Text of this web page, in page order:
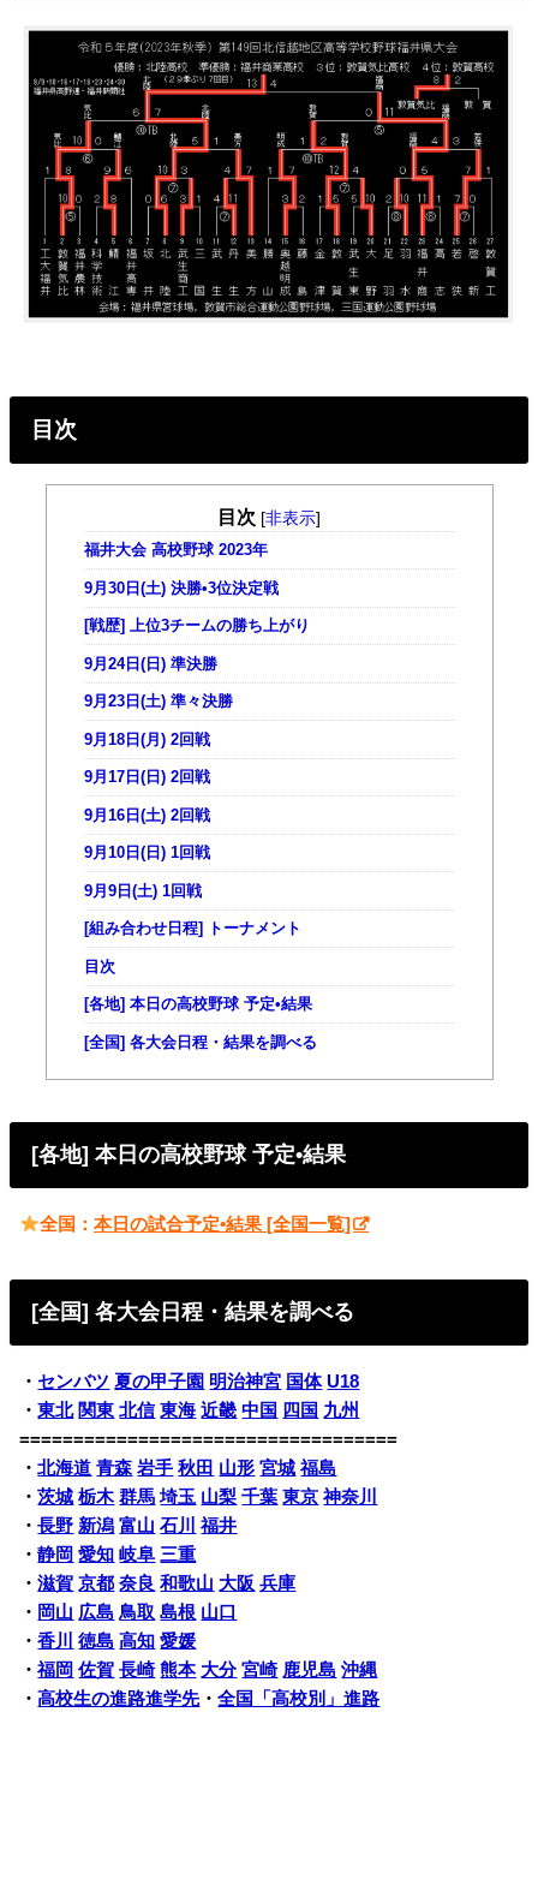
目次
目次 [非表示]
福井大会 高校野球 2023年
9月30日(土) 決勝•3位決定戦
[戦歴] 上位3チームの勝ち上がり
9月24日(日) 準決勝
9月23日(土) 準々決勝
9月18日(月) 2回戦
9月17日(日) 2回戦
9月16日(土) 2回戦
9月10日(日) 1回戦
9月9日(土) 1回戦
[組み合わせ日程] トーナメント
目次
[各地] 本日の高校野球 予定•結果
[全国] 各大会日程・結果を調べる
[各地] 本日の高校野球 予定•結果
全国：本日の試合予定•結果 [全国一覧]
[全国] 各大会日程・結果を調べる
・ センバツ 夏の甲子園 明治神宮 国体 U18
・東北 関東 北信 東海 近畿 中国 四国 九州
===================================
・北海道 青森 岩手 秋田 山形 宮城 福島
・茨城 栃木 群馬 埼玉 山梨 千葉 東京 神奈川
・長野 新潟 富山 石川
福井
・静岡 愛知 岐阜 三重
・滋賀 京都 奈良 和歌山 大阪 兵庫
・ 岡山 広島 鳥取 島根 山口
・香川 徳島 高知 愛媛
・福岡 佐賀 長崎 熊本 大分 宮崎 鹿児島 沖縄
・高校生の進路進学先・全国「高校別」進路